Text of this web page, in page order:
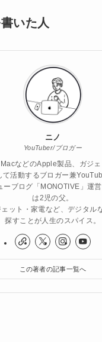
いた人
ニノ
YouTuber/ブロガー
などのApple製品、ガジ
て活動するブロガー兼
ーブログ「MONOTIVE」運
は2児の父。
ット・家電など、デジタル
探すことが人生のスパイス。
この著者の記事一覧へ